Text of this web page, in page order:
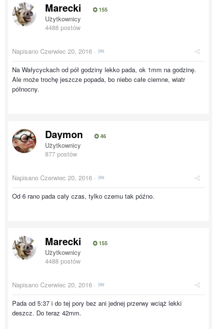
Marecki 155
Użytkownicy
4488 postów
Napisano Czerwiec 20, 2016 ·
Na Wałycyckach od pół godziny lekko pada, ok 1mm na godzinę.
Ale może trochę jeszcze popada, bo niebo całe ciemne, wiatr
północny.
Daymon 46
Użytkownicy
877 postów
Napisano Czerwiec 20, 2016 ·
Od 6 rano pada cały czas, tylko czemu tak późno.
Marecki 155
Użytkownicy
4488 postów
Napisano Czerwiec 20, 2016 ·
Pada od 5:37 i do tej pory bez ani jednej przerwy wciąż lekki
deszcz. Do teraz 42mm.